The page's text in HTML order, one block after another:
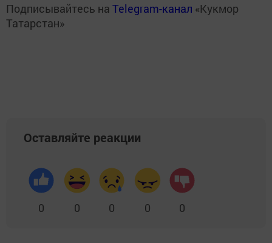
Подписывайтесь на Telegram-канал «Кукмор
Татарстан»
Оставляйте реакции
0 0 0 0 0